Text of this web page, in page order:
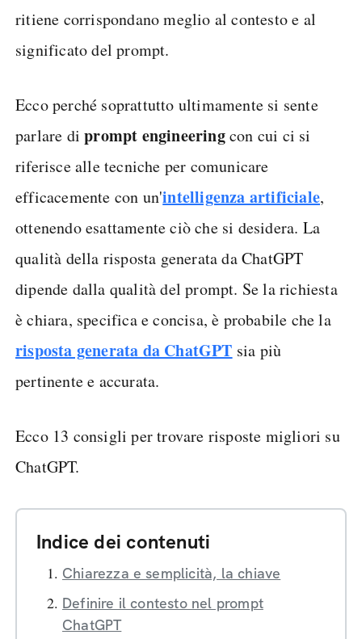
ritiene corrispondano meglio al contesto e al
significato del prompt.
Ecco perché soprattutto ultimamente si sente
parlare diprompt engineeringcon cui ci si
riferisce alle tecniche per comunicare
efficacemente con un'intelligenza artificiale,
ottenendo esattamente ciò che si desidera. La
qualità della risposta generata da ChatGPT
dipende dalla qualità del prompt. Se la richiesta
è chiara, specifica e concisa, è probabile che la
risposta generata da ChatGPT sia più
pertinente e accurata.
Ecco 13 consigli per trovare risposte migliori su
ChatGPT.
Indice dei contenuti
Chiarezza e semplicità, la chiave
Definire il contesto nel prompt
ChatGPT